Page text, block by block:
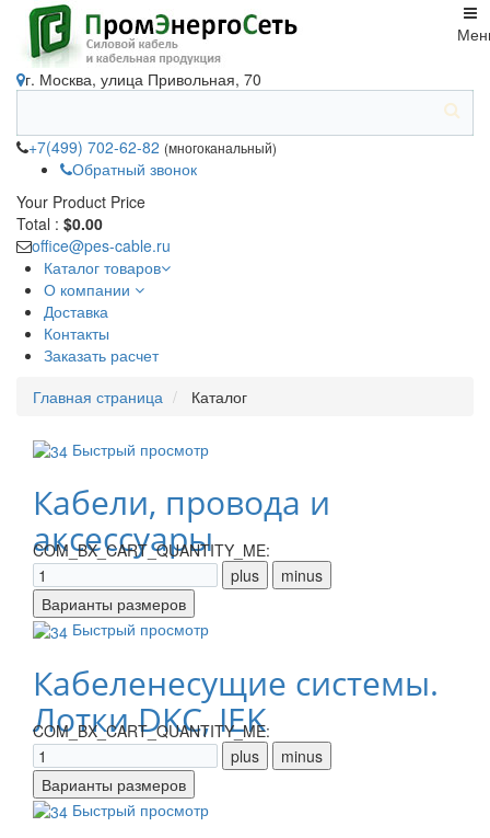
г. Москва, улица Привольная, 70
+7(499) 702-62-82 (многоканальный)
Обратный звонок
Your Product Price
Total : $0.00
office@pes-cable.ru
Каталог товаров
О компании
Доставка
Контакты
Заказать расчет
Главная страница Каталог
Быстрый просмотр
Кабели, провода и
аксессуары
COM_BX_CART_QUANTITY_ME:
Быстрый просмотр
Кабеленесущие системы.
Лотки DKC, IEK
COM_BX_CART_QUANTITY_ME:
Быстрый просмотр